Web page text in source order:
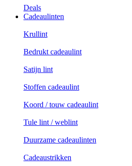
Deals
Cadeaulinten
Krullint
Bedrukt cadeaulint
Satijn lint
Stoffen cadeaulint
Koord / touw cadeaulint
Tule lint / weblint
Duurzame cadeaulinten
Cadeaustrikken